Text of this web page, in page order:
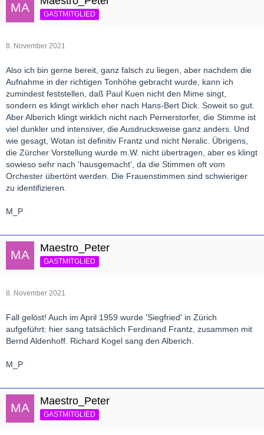
GASTMITGLIED
8. November 2021
Also ich bin gerne bereit, ganz falsch zu liegen, aber nachdem die
Aufnahme in der richtigen Tonhöhe gebracht wurde, kann ich
zumindest feststellen, daß Paul Kuen nicht den Mime singt,
sondern es klingt wirklich eher nach Hans-Bert Dick. Soweit so gut.
Aber Alberich klingt wirklich nicht nach Pernerstorfer, die Stimme ist
viel dunkler und intensiver, die Ausdrucksweise ganz anders. Und
wie gesagt, Wotan ist definitiv Frantz und nicht Neralic. Übrigens,
die Zürcher Vorstellung wurde m.W. nicht übertragen, aber es klingt
sowieso sehr nach 'hausgemacht', da die Stimmen oft vom
Orchester übertönt werden. Die Frauenstimmen sind schwieriger
zu identifizieren.
M_P
Maestro_Peter
GASTMITGLIED
8. November 2021
Fall gelöst! Auch im April 1959 wurde 'Siegfried' in Zürich
aufgeführt: hier sang tatsächlich Ferdinand Frantz, zusammen mit
Bernd Aldenhoff. Richard Kogel sang den Alberich.
M_P
Maestro_Peter
GASTMITGLIED